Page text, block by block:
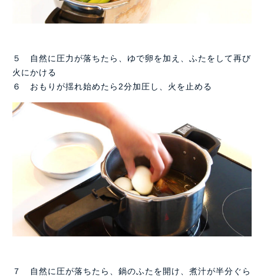
５ 自然に圧力が落ちたら、ゆで卵を加え、ふたをして再び
火にかける
６ おもりが揺れ始めたら2分加圧し、火を止める
７ 自然に圧が落ちたら、鍋のふたを開け、煮汁が半分ぐら